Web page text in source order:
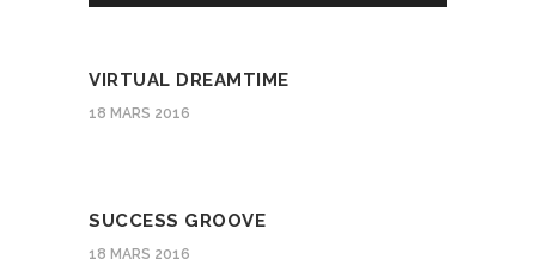
VIRTUAL DREAMTIME
18 MARS 2016
SUCCESS GROOVE
18 MARS 2016